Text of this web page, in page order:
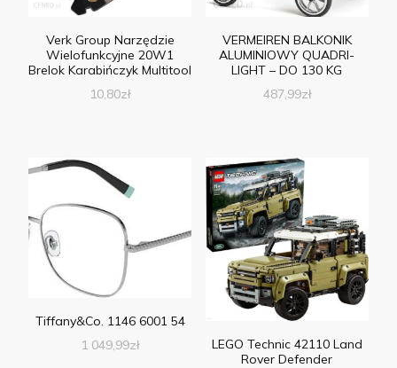
Verk Group Narzędzie
Wielofunkcyjne 20W1
Brelok Karabińczyk Multitool
10,80zł
VERMEIREN BALKONIK
ALUMINIOWY QUADRI-
LIGHT – DO 130 KG
487,99zł
Tiffany&Co. 1146 6001 54
1 049,99zł
LEGO Technic 42110 Land
Rover Defender